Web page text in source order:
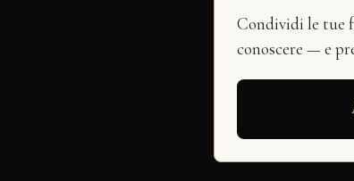
Condividi le tue
conoscere — e